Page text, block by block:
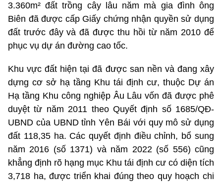
3.360m² đất trồng cây lâu năm mà gia đình ông
Biên đã được cấp Giấy chứng nhận quyền sử dụng
đất trước đây và đã được thu hồi từ năm 2010 để
phục vụ dự án đường cao tốc.
Khu vực đất hiện tại đã được san nền và đang xây
dựng cơ sở hạ tầng Khu tái định cư, thuộc Dự án
Hạ tầng Khu công nghiệp Âu Lâu vốn đã được phê
duyệt từ năm 2011 theo Quyết định số 1685/QĐ-
UBND của UBND tỉnh Yên Bái với quy mô sử dụng
đất 118,35 ha. Các quyết định điều chỉnh, bổ sung
năm 2016 (số 1371) và năm 2022 (số 556) cũng
khẳng định rõ hạng mục Khu tái định cư có diện tích
3,718 ha, được triển khai đúng theo quy hoạch chi